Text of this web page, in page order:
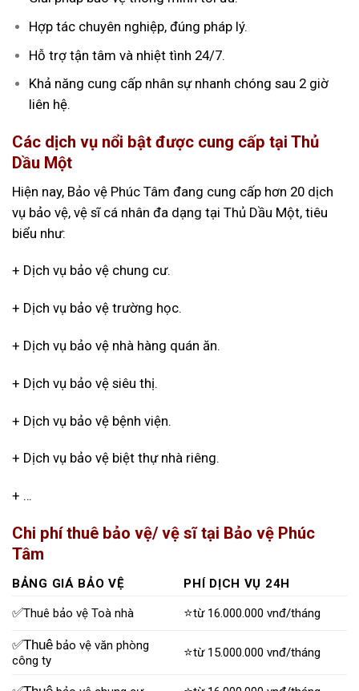
Hợp tác chuyên nghiệp, đúng pháp lý.
Hỗ trợ tận tâm và nhiệt tình 24/7.
Khả năng cung cấp nhân sự nhanh chóng sau 2 giờ
liên hệ.
Các dịch vụ nổi bật được cung cấp tại Thủ
Dầu Một
Hiện nay, Bảo vệ Phúc Tâm đang cung cấp hơn 20 dịch
vụ bảo vệ, vệ sĩ cá nhân đa dạng tại Thủ Dầu Một, tiêu
biểu như:
+ Dịch vụ bảo vệ chung cư.
+ Dịch vụ bảo vệ trường học.
+ Dịch vụ bảo vệ nhà hàng quán ăn.
+ Dịch vụ bảo vệ siêu thị.
+ Dịch vụ bảo vệ bệnh viện.
+ Dịch vụ bảo vệ biệt thự nhà riêng.
+ …
Chi phí thuê bảo vệ/ vệ sĩ tại Bảo vệ Phúc
Tâm
BẢNG GIÁ BẢO VỆ PHÍ DỊCH VỤ 24H
✅Thuê bảo vệ Toà nhà ⭐từ 16.000.000 vnđ/tháng
✅Thuê bảo vệ văn phòng
công ty
⭐từ 15.000.000 vnđ/tháng